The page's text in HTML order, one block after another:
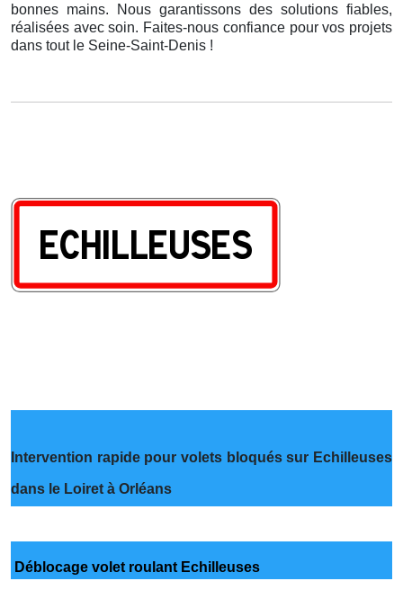
bonnes mains. Nous garantissons des solutions fiables,
réalisées avec soin. Faites-nous confiance pour vos projets
dans tout le Seine-Saint-Denis !
Intervention rapide pour volets bloqués sur Echilleuses
dans le Loiret à Orléans
Déblocage volet roulant Echilleuses